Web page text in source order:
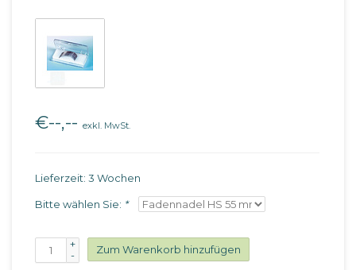
€--,-- exkl. MwSt.
Lieferzeit: 3 Wochen
Bitte wählen Sie: *
+
-
Zum Warenkorb hinzufügen